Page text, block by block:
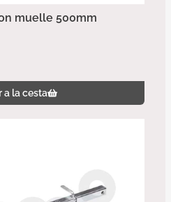
muelle 500mm
a la cesta